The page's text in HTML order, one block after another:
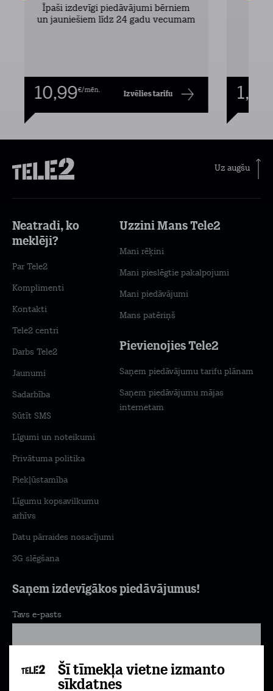
Šī tīmekļa vietne izmanto
sīkdatnes
Īpaši izdevīgi piedāvājumi bērniem
un jauniešiem līdz 24 gadu vecumam
10,99€/mēn. Izvēlies tarifu 1,00
Uz augšu
Saņem izdevīgākos piedāvājumus!
Tavs e-pasts
Pierakstīties
Neatradi, ko
meklēji?
Par Tele2
Komplimenti
Kontakti
Tele2 centri
Darbs Tele2
Jaunumi
Sadarbība
Sūtīt SMS
Līgumi un noteikumi
Privātuma politika
Piekļūstamība
Līgumu kopsavilkumu
arhīvs
Datu pārraides nosacījumi
3G slēgšana
Uzzini Mans Tele2
Mani rēķini
Mani pieslēgtie pakalpojumi
Mani piedāvājumi
Mans patēriņš
Pievienojies Tele2
Saņem piedāvājumu tarifu plānam
Saņem piedāvājumu mājas
internetam